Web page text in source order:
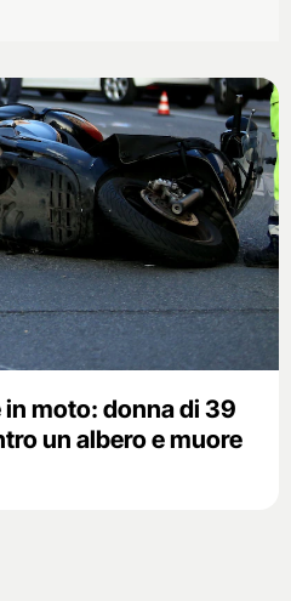
moto: donna di 39
un albero e muore